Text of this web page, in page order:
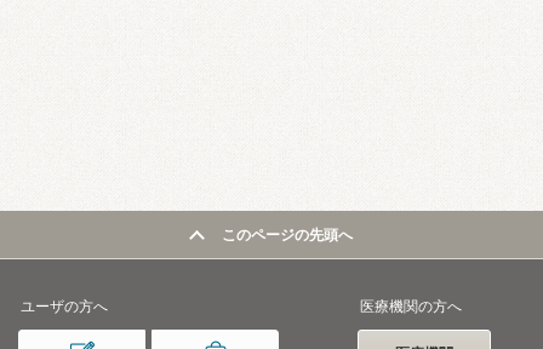
このページの先頭へ
ユーザの方へ 医療機関の方へ